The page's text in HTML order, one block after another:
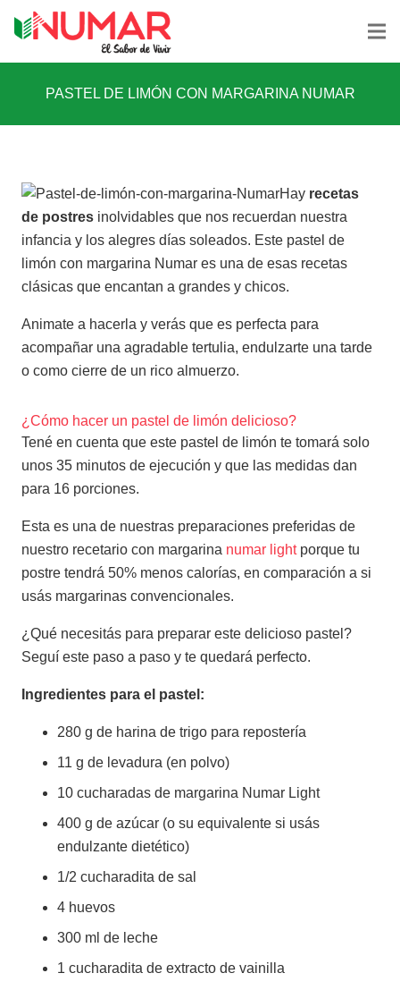
PASTEL DE LIMÓN CON MARGARINA NUMAR
Hay recetas
de postres inolvidables que nos recuerdan nuestra
infancia y los alegres días soleados. Este pastel de
limón con margarina Numar es una de esas recetas
clásicas que encantan a grandes y chicos.
Animate a hacerla y verás que es perfecta para
acompañar una agradable tertulia, endulzarte una tarde
o como cierre de un rico almuerzo.
¿Cómo hacer un pastel de limón delicioso?
Tené en cuenta que este pastel de limón te tomará solo
unos 35 minutos de ejecución y que las medidas dan
para 16 porciones.
Esta es una de nuestras preparaciones preferidas de
nuestro recetario con margarina numar lightporque tu
postre tendrá 50% menos calorías, en comparación a si
usás margarinas convencionales.
¿Qué necesitás para preparar este delicioso pastel?
Seguí este paso a paso y te quedará perfecto.
Ingredientes para el pastel:
280 g de harina de trigo para repostería
11 g de levadura (en polvo)
10 cucharadas de margarina Numar Light
400 g de azúcar (o su equivalente si usás
endulzante dietético)
1/2 cucharadita de sal
4 huevos
300 ml de leche
1 cucharadita de extracto de vainilla